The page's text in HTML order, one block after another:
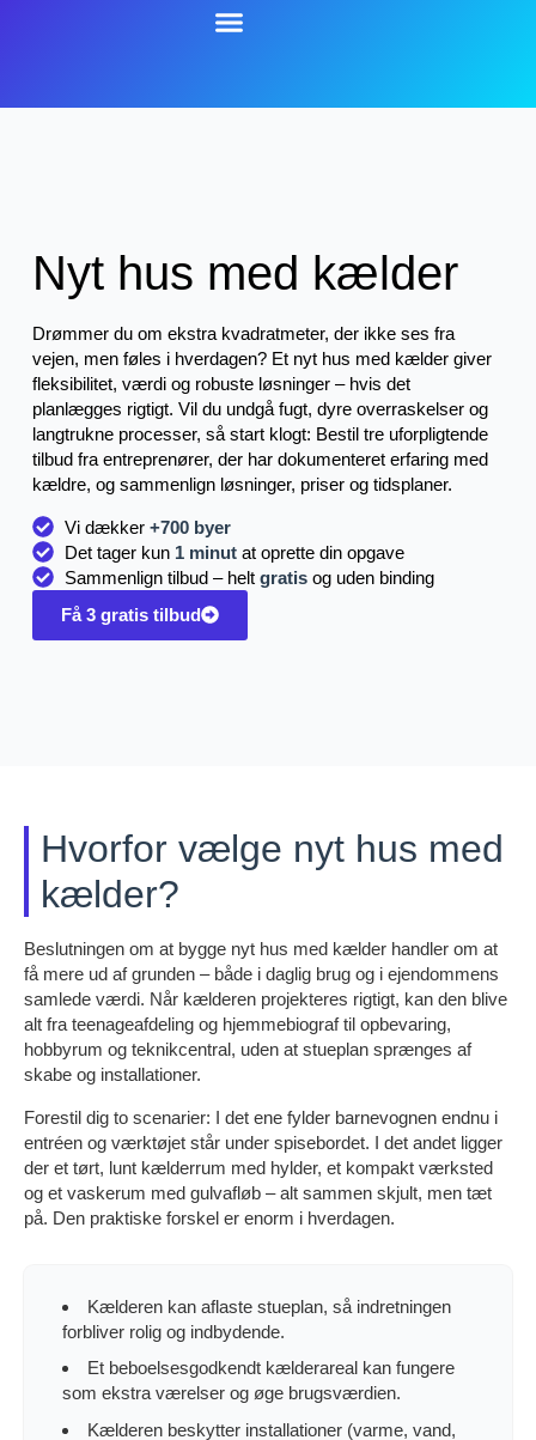
Nyt hus med kælder
Drømmer du om ekstra kvadratmeter, der ikke ses fra
vejen, men føles i hverdagen? Et nyt hus med kælder giver
fleksibilitet, værdi og robuste løsninger – hvis det
planlægges rigtigt. Vil du undgå fugt, dyre overraskelser og
langtrukne processer, så start klogt: Bestil tre uforpligtende
tilbud fra entreprenører, der har dokumenteret erfaring med
kældre, og sammenlign løsninger, priser og tidsplaner.
Vi dækker+700 byer
Det tager kun 1 minut at oprette din opgave
Sammenlign tilbud – heltgratis og uden binding
Få 3 gratis tilbud
Hvorfor vælge nyt hus med
kælder?
Beslutningen om at bygge nyt hus med kælder handler om at
få mere ud af grunden – både i daglig brug og i ejendommens
samlede værdi. Når kælderen projekteres rigtigt, kan den blive
alt fra teenageafdeling og hjemmebiograf til opbevaring,
hobbyrum og teknikcentral, uden at stueplan sprænges af
skabe og installationer.
Forestil dig to scenarier: I det ene fylder barnevognen endnu i
entréen og værktøjet står under spisebordet. I det andet ligger
der et tørt, lunt kælderrum med hylder, et kompakt værksted
og et vaskerum med gulvafløb – alt sammen skjult, men tæt
på. Den praktiske forskel er enorm i hverdagen.
Kælderen kan aflaste stueplan, så indretningen
forbliver rolig og indbydende.
Et beboelsesgodkendt kælderareal kan fungere
som ekstra værelser og øge brugsværdien.
Kælderen beskytter installationer (varme, vand,